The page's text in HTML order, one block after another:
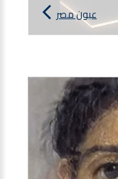
عيون مصر